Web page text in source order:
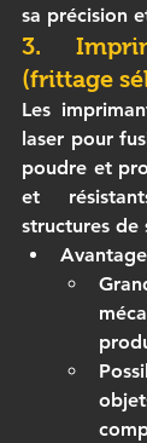
sa précision
3.
(frittage
Les
laser pour
poudre et
et
structures de